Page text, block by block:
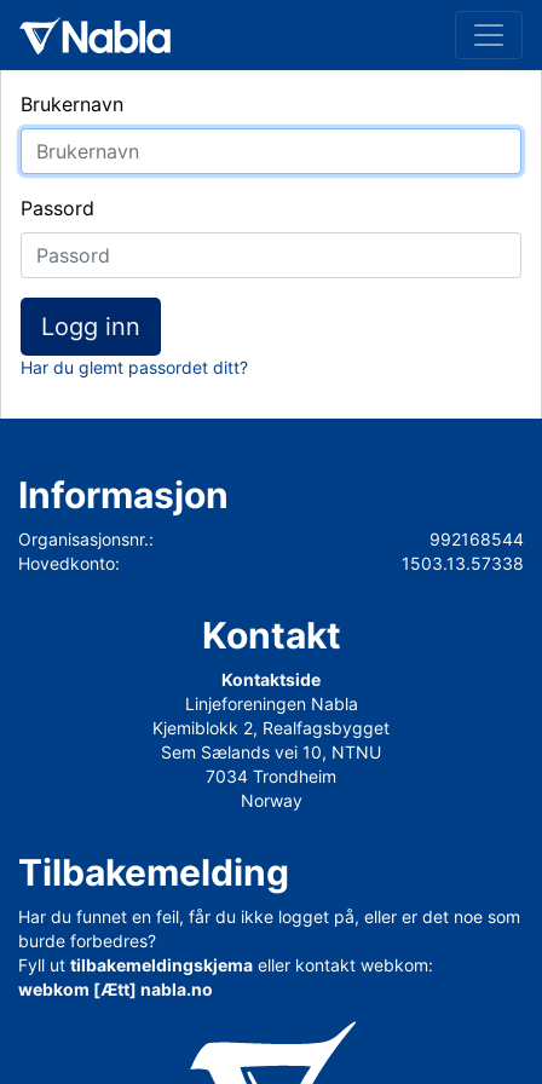
Brukernavn
Passord
Logg inn
Har du glemt passordet ditt?
Informasjon
Organisasjonsnr.:
992168544
Hovedkonto:
1503.13.57338
Kontakt
Kontaktside
Linjeforeningen Nabla
Kjemiblokk 2, Realfagsbygget
Sem Sælands vei 10, NTNU
7034 Trondheim
Norway
Tilbakemelding
Har du funnet en feil, får du ikke logget på, eller er det noe som
burde forbedres?
Fyll ut tilbakemeldingskjema eller kontakt webkom:
webkom [Ætt] nabla.no